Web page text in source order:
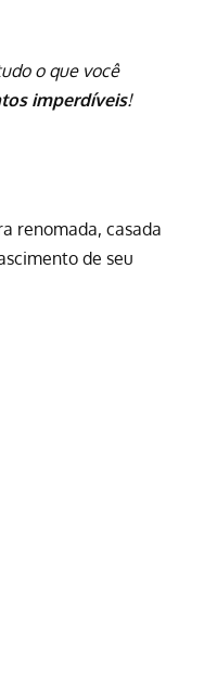
o que você
imperdíveis!
renomada, casada
de seu